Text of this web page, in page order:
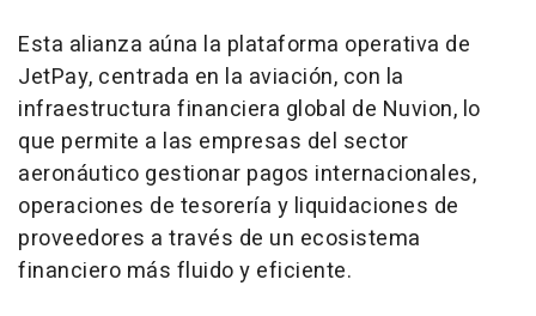
Esta alianza aúna la plataforma operativa de
JetPay, centrada en la aviación, con la
infraestructura financiera global de Nuvion, lo
que permite a las empresas del sector
aeronáutico gestionar pagos internacionales,
operaciones de tesorería y liquidaciones de
proveedores a través de un ecosistema
financiero más fluido y eficiente.